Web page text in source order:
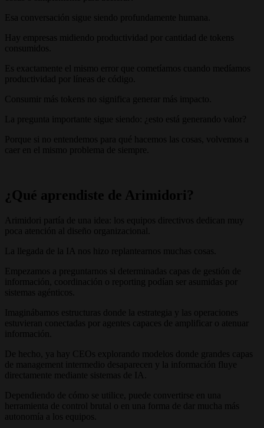
Esa conversación sigue siendo profundamente humana.
Hay empresas midiendo productividad por cantidad de tokens
consumidos.
Es exactamente el mismo error que cometíamos cuando medíamos
productividad por líneas de código.
Consumir más tokens no significa generar más impacto.
La pregunta importante sigue siendo: ¿esto está generando valor?
Porque si no entendemos para qué hacemos las cosas, volvemos a
caer en el mismo problema de siempre.
¿Qué aprendiste de Arimidori?
Arimidori partía de una idea: los equipos directivos dedican muy
poca atención al diseño organizacional.
La llegada de la IA nos hizo replantearnos muchas cosas.
Empezamos a preguntarnos si determinadas capas de gestión de
información, coordinación o reporting podían ser asumidas por
sistemas agénticos.
Imaginábamos estructuras donde la estrategia y las operaciones
estuvieran conectadas por agentes capaces de amplificar o atenuar
información.
De hecho, ya hay CEOs explorando modelos donde grandes capas
de management intermedio desaparecen y la información fluye
directamente mediante sistemas de IA.
Dependiendo de cómo se utilice, puede convertirse en una
herramienta de control brutal o en una forma de dar mucha más
autonomía a los equipos.